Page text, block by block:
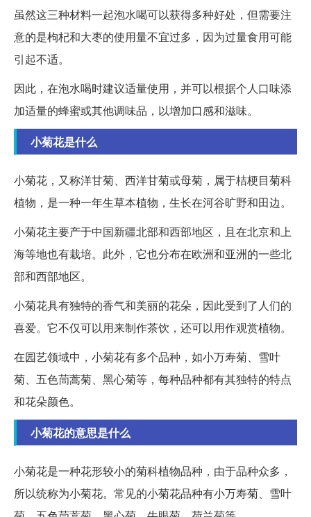
虽然这三种材料一起泡水喝可以获得多种好处，但需要注
意的是枸杞和大枣的使用量不宜过多，因为过量食用可能
引起不适。
因此，在泡水喝时建议适量使用，并可以根据个人口味添
加适量的蜂蜜或其他调味品，以增加口感和滋味。
小菊花是什么
小菊花，又称洋甘菊、西洋甘菊或母菊，属于桔梗目菊科
植物，是一种一年生草本植物，生长在河谷旷野和田边。
小菊花主要产于中国新疆北部和西部地区，且在北京和上
海等地也有栽培。此外，它也分布在欧洲和亚洲的一些北
部和西部地区。
小菊花具有独特的香气和美丽的花朵，因此受到了人们的
喜爱。它不仅可以用来制作茶饮，还可以用作观赏植物。
在园艺领域中，小菊花有多个品种，如小万寿菊、雪叶
菊、五色茼蒿菊、黑心菊等，每种品种都有其独特的特点
和花朵颜色。
小菊花的意思是什么
小菊花是一种花形较小的菊科植物品种，由于品种众多，
所以统称为小菊花。常见的小菊花品种有小万寿菊、雪叶